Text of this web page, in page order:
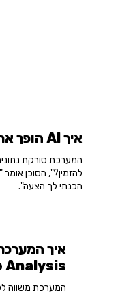
איך AI הופך את המשוואה
הכנתי לך הצעה".
Analysis)